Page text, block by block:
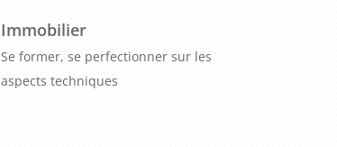
Immobilier
Se former, se perfectionner sur les
aspects techniques